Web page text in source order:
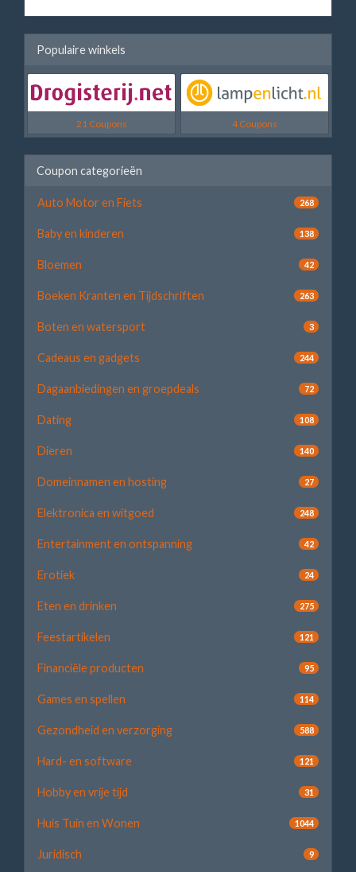
Populaire winkels
21 Coupons 4 Coupons
Coupon categorieën
Auto Motor en Fiets 268
Baby en kinderen 138
Bloemen 42
Boeken Kranten en Tijdschriften 263
Boten en watersport 3
Cadeaus en gadgets 244
Dagaanbiedingen en groepdeals 72
Dating 108
Dieren 140
Domeinnamen en hosting 27
Elektronica en witgoed 248
Entertainment en ontspanning 42
Erotiek 24
Eten en drinken 275
Feestartikelen 121
Financiële producten 95
Games en spellen 114
Gezondheid en verzorging 588
Hard- en software 121
Hobby en vrije tijd 31
Huis Tuin en Wonen 1044
Juridisch 9